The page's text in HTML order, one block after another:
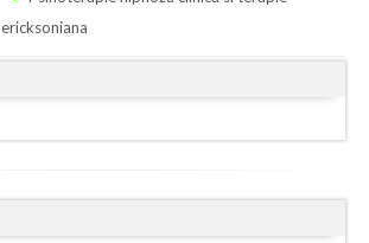
ericksoniana